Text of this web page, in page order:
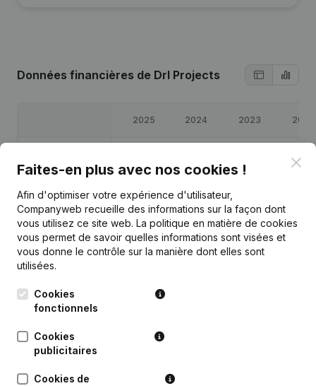
Données financières de Drl Projects
2025 2024 2023 2022
Capitaux propres 96 918 98 133
Marge brute € -199 €17 631 €73 260 €48 179
Publicationsde Drl Projects
Date
Faites-en plus avec nos cookies !
Afin d'optimiser votre expérience d'utilisateur,
Companyweb recueille des informations sur la façon dont
vous utilisez ce site web. La politique en matière de cookies
vous permet de savoir quelles informations sont visées et
vous donne le contrôle sur la manière dont elles sont
utilisées.
Cookies
fonctionnels
Cookies
publicitaires
Cookies de